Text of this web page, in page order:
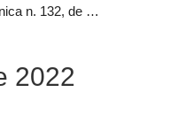
Nota Técnica n. 132, de 10 de fevereiro de 2022
2022